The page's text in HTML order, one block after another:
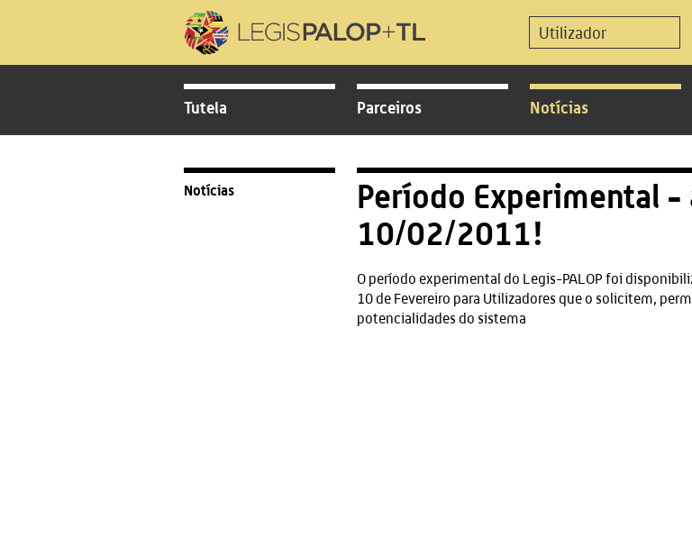
Tutela Parceiros Notícias
Notícias
Período Experimental -
10/02/2011!
O período experimental do Legis-PALOP foi
10 de Fevereiro para Utilizadores que o solicitem,
potencialidades do sistema